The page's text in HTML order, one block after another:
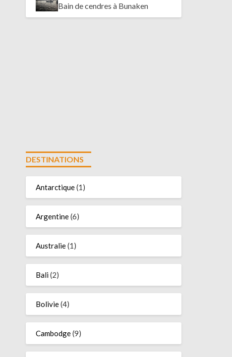
Bain de cendres à Bunaken
DESTINATIONS
Antarctique(1)
Argentine(6)
Australie(1)
Bali(2)
Bolivie(4)
Cambodge(9)